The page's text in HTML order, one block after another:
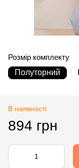
Розмір комплекту
Полуторний
В наявності
894 грн